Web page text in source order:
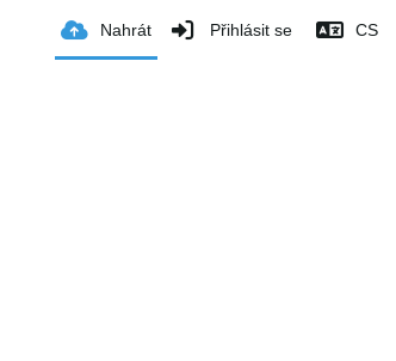
Nahrát Přihlásit se CS